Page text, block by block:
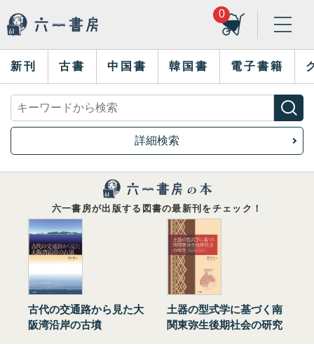
0
新刊 古書 中国書 韓国書 電子書籍
詳細検索
六一書房が出版する図書の最新刊をチェック！
古代の交通路から見た大
阪湾沿岸の古墳
土器の型式学に基づく南
関東弥生後期社会の研究